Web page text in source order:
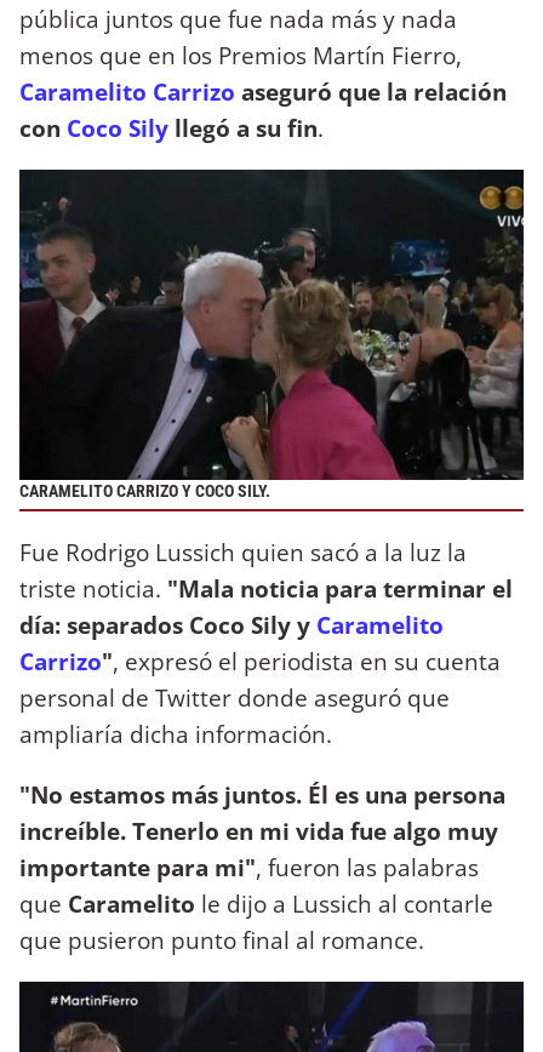
pública juntos que fue nada más y nada
menos que en los Premios Martín Fierro,
Caramelito Carrizo aseguró que la relación
con Coco Sily llegó a su fin.
CARAMELITO CARRIZO Y COCO SILY.
Fue Rodrigo Lussich quien sacó a la luz la
triste noticia. "Mala noticia para terminar el
día: separados Coco Sily y Caramelito
Carrizo", expresó el periodista en su cuenta
personal de Twitter donde aseguró que
ampliaría dicha información.
"No estamos más juntos. Él es una persona
increíble. Tenerlo en mi vida fue algo muy
importante para mi", fueron las palabras
que Caramelito le dijo a Lussich al contarle
que pusieron punto final al romance.